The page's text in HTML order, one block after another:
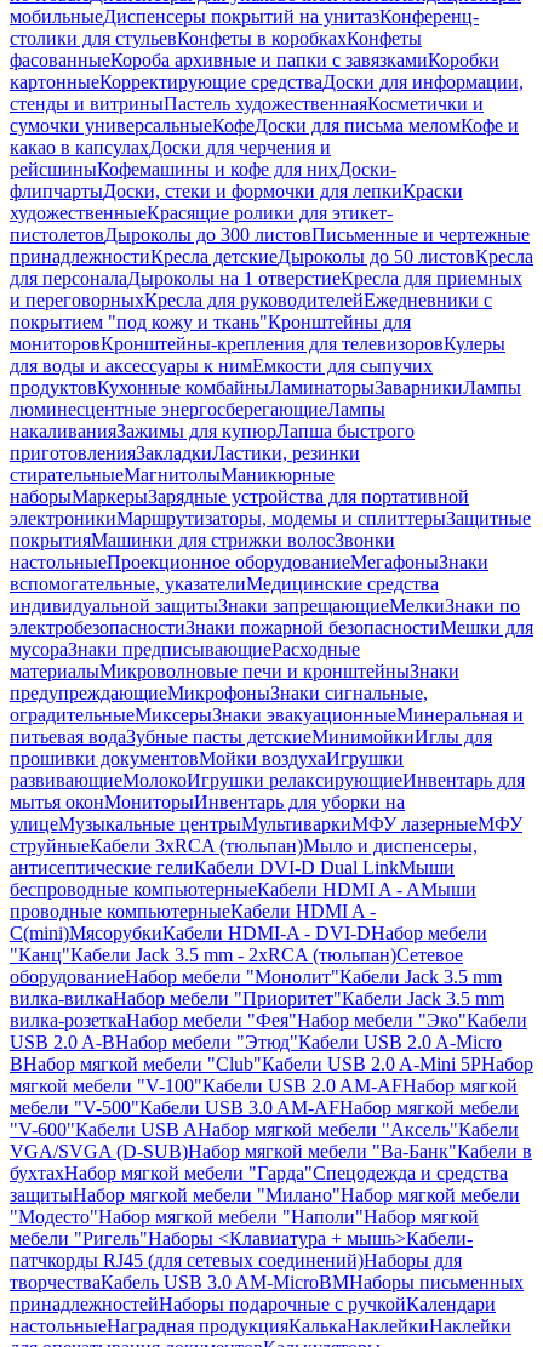
мобильныеДиспенсеры покрытий на унитазКонференц-
столики для стульевКонфеты в коробкахКонфеты
фасованныеКороба архивные и папки с завязкамиКоробки
картонныеКорректирующие средстваДоски для информации,
стенды и витриныПастель художественнаяКосметички и
сумочки универсальныеКофеДоски для письма меломКофе и
какао в капсулахДоски для черчения и
рейсшиныКофемашины и кофе для нихДоски-
флипчартыДоски, стеки и формочки для лепкиКраски
художественныеКрасящие ролики для этикет-
пистолетовДыроколы до 300 листовПисьменные и чертежные
принадлежностиКресла детскиеДыроколы до 50 листовКресла
для персоналаДыроколы на 1 отверстиеКресла для приемных
и переговорныхКресла для руководителейЕжедневники с
покрытием "под кожу и ткань"Кронштейны для
мониторовКронштейны-крепления для телевизоровКулеры
для воды и аксессуары к нимЕмкости для сыпучих
продуктовКухонные комбайныЛаминаторыЗаварникиЛампы
люминесцентные энергосберегающиеЛампы
накаливанияЗажимы для купюрЛапша быстрого
приготовленияЗакладкиЛастики, резинки
стирательныеМагнитолыМаникюрные
наборыМаркерыЗарядные устройства для портативной
электроникиМаршрутизаторы, модемы и сплиттерыЗащитные
покрытияМашинки для стрижки волосЗвонки
настольныеПроекционное оборудованиеМегафоныЗнаки
вспомогательные, указателиМедицинские средства
индивидуальной защитыЗнаки запрещающиеМелкиЗнаки по
электробезопасностиЗнаки пожарной безопасностиМешки для
мусораЗнаки предписывающиеРасходные
материалыМикроволновые печи и кронштейныЗнаки
предупреждающиеМикрофоныЗнаки сигнальные,
оградительныеМиксерыЗнаки эвакуационныеМинеральная и
питьевая водаЗубные пасты детскиеМинимойкиИглы для
прошивки документовМойки воздухаИгрушки
развивающиеМолокоИгрушки релаксирующиеИнвентарь для
мытья оконМониторыИнвентарь для уборки на
улицеМузыкальные центрыМультиваркиМФУ лазерныеМФУ
струйныеКабели 3xRCA (тюльпан)Мыло и диспенсеры,
антисептические гелиКабели DVI-D Dual LinkМыши
беспроводные компьютерныеКабели HDMI A - AМыши
проводные компьютерныеКабели HDMI A -
C(mini)МясорубкиКабели HDMI-A - DVI-DНабор мебели
"Канц"Кабели Jack 3.5 mm - 2xRCA (тюльпан)Сетевое
оборудованиеНабор мебели "Монолит"Кабели Jack 3.5 mm
вилка-вилкаНабор мебели "Приоритет"Кабели Jack 3.5 mm
вилка-розеткаНабор мебели "Фея"Набор мебели "Эко"Кабели
USB 2.0 A-BНабор мебели "Этюд"Кабели USB 2.0 A-Micro
BНабор мягкой мебели "Club"Кабели USB 2.0 A-Mini 5PНабор
мягкой мебели "V-100"Кабели USB 2.0 AM-AFНабор мягкой
мебели "V-500"Кабели USB 3.0 AM-AFНабор мягкой мебели
"V-600"Кабели USB AНабор мягкой мебели "Аксель"Кабели
VGA/SVGA (D-SUB)Набор мягкой мебели "Ва-Банк"Кабели в
бухтахНабор мягкой мебели "Гарда"Спецодежда и средства
защитыНабор мягкой мебели "Милано"Набор мягкой мебели
"Модесто"Набор мягкой мебели "Наполи"Набор мягкой
мебели "Ригель"Наборы <Клавиатура + мышь>Кабели-
патчкорды RJ45 (для сетевых соединений)Наборы для
творчестваКабель USB 3.0 AM-MicroBMНаборы письменных
принадлежностейНаборы подарочные с ручкойКалендари
настольныеНаградная продукцияКалькаНаклейкиНаклейки